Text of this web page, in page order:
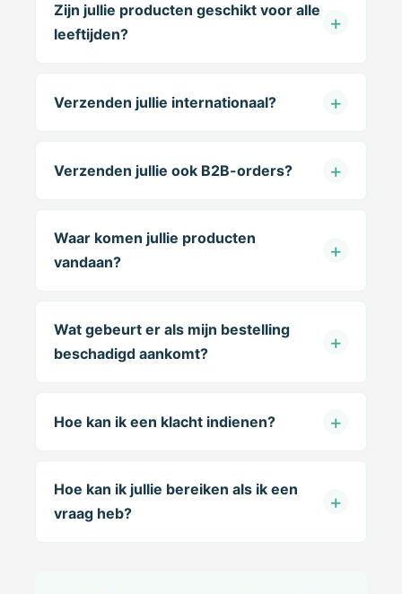
Zijn jullie producten geschikt voor alle
leeftijden?
Verzenden jullie internationaal?
Verzenden jullie ook B2B-orders?
Waar komen jullie producten
vandaan?
Wat gebeurt er als mijn bestelling
beschadigd aankomt?
Hoe kan ik een klacht indienen?
Hoe kan ik jullie bereiken als ik een
vraag heb?